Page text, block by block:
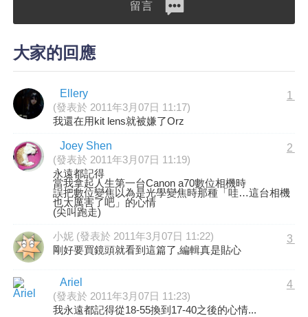
留言
大家的回應
Ellery
(發表於 2011年3月07日 11:17)
1
我還在用kit lens就被嫌了Orz
Joey Shen
(發表於 2011年3月07日 11:19)
2
永遠都記得
當我拿起人生第一台Canon a70數位相機時
誤把數位變焦以為是光學變焦時那種「哇…這台相機
也太厲害了吧」的心情
(尖叫跑走)
小妮 (發表於 2011年3月07日 11:22) 3
剛好要買鏡頭就看到這篇了,編輯真是貼心
Ariel
(發表於 2011年3月07日 11:23)
4
我永遠都記得從18-55換到17-40之後的心情...